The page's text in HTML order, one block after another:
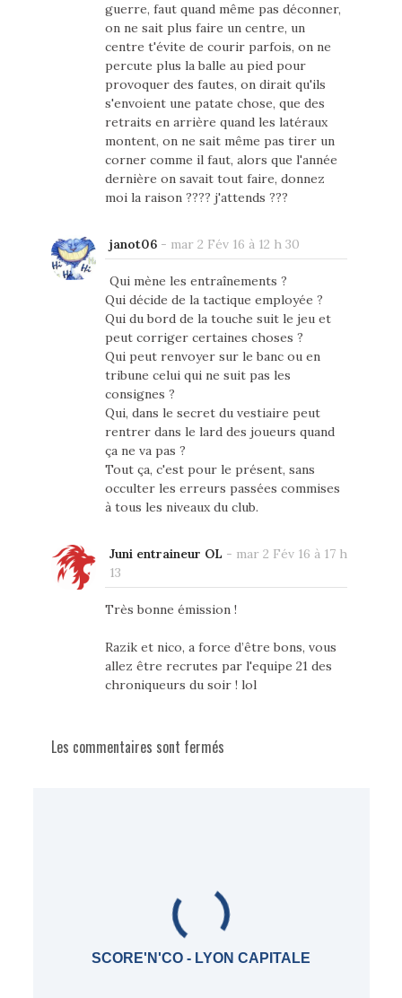
guerre, faut quand même pas déconner,
on ne sait plus faire un centre, un
centre t'évite de courir parfois, on ne
percute plus la balle au pied pour
provoquer des fautes, on dirait qu'ils
s'envoient une patate chose, que des
retraits en arrière quand les latéraux
montent, on ne sait même pas tirer un
corner comme il faut, alors que l'année
dernière on savait tout faire, donnez
moi la raison ???? j'attends ???
janot06- mar 2 Fév 16 à 12 h 30
Qui mène les entraînements ?
Qui décide de la tactique employée ?
Qui du bord de la touche suit le jeu et
peut corriger certaines choses ?
Qui peut renvoyer sur le banc ou en
tribune celui qui ne suit pas les
consignes ?
Qui, dans le secret du vestiaire peut
rentrer dans le lard des joueurs quand
ça ne va pas ?
Tout ça, c'est pour le présent, sans
occulter les erreurs passées commises
à tous les niveaux du club.
Juni entraineur OL - mar 2 Fév 16 à 17 h
13
Très bonne émission !
Razik et nico, a force d’être bons, vous
allez être recrutes par l'equipe 21 des
chroniqueurs du soir ! lol
Les commentaires sont fermés
SCORE'N'CO - LYON CAPITALE